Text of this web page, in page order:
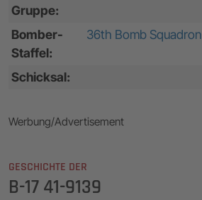
Gruppe:
Bomber-
Staffel:
36th Bomb Squadron
Schicksal:
Werbung/Advertisement
GESCHICHTE DER
B-17 41-9139